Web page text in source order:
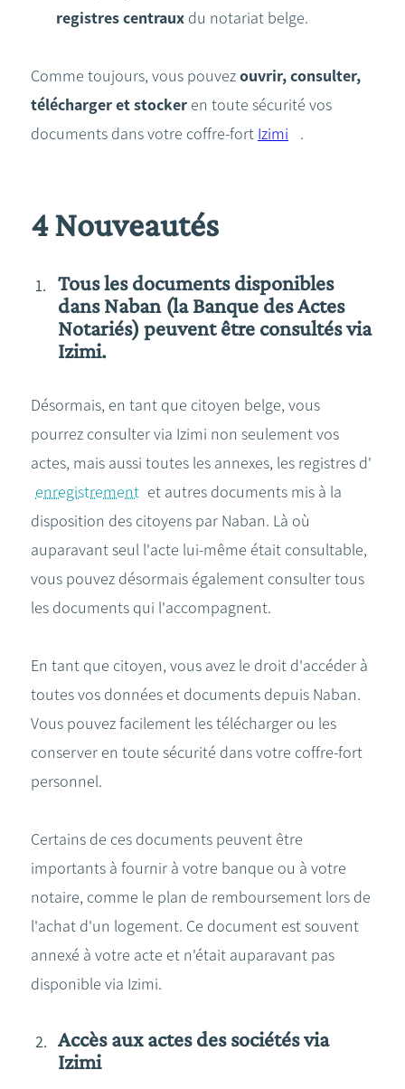
registres centraux du notariat belge.
Comme toujours, vous pouvezouvrir, consulter,
télécharger et stocker en toute sécurité vos
documents dans votre coffre-fort Izimi .
4 Nouveautés
Tous les documents disponibles
dans Naban (la Banque des Actes
Notariés) peuvent être consultés via
Izimi.
Désormais, en tant que citoyen belge, vous
pourrez consulter via Izimi non seulement vos
actes, mais aussi toutes les annexes, les registres d'
enregistrement et autres documents mis à la
disposition des citoyens par Naban. Là où
auparavant seul l'acte lui-même était consultable,
vous pouvez désormais également consulter tous
les documents qui l'accompagnent.
En tant que citoyen, vous avez le droit d'accéder à
toutes vos données et documents depuis Naban.
Vous pouvez facilement les télécharger ou les
conserver en toute sécurité dans votre coffre-fort
personnel.
Certains de ces documents peuvent être
importants à fournir à votre banque ou à votre
notaire, comme le plan de remboursement lors de
l'achat d'un logement. Ce document est souvent
annexé à votre acte et n'était auparavant pas
disponible via Izimi.
Accès aux actes des sociétés via
Izimi